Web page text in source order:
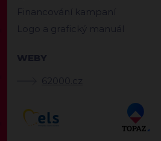
Financování kampaní
Logo a grafický manuál
WEBY
62000.cz